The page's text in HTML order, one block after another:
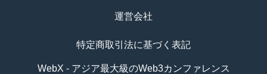
運営会社
特定商取引法に基づく表記
WebX - アジア最大級のWeb3カンファレンス